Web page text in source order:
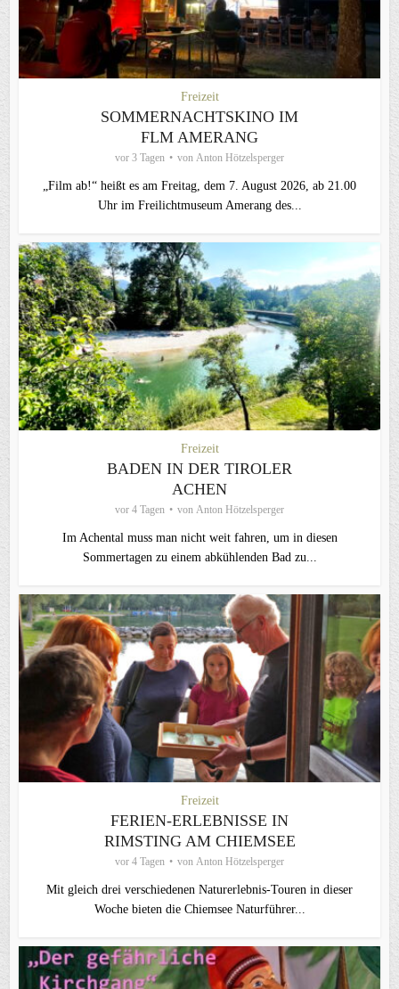
Freizeit
SOMMERNACHTSKINO IM
FLM AMERANG
vor 3 Tagen von Anton Hötzelsperger
„Film ab!“ heißt es am Freitag, dem 7. August 2026, ab 21.00
Uhr im Freilichtmuseum Amerang des...
Freizeit
BADEN IN DER TIROLER
ACHEN
vor 4 Tagen von Anton Hötzelsperger
Im Achental muss man nicht weit fahren, um in diesen
Sommertagen zu einem abkühlenden Bad zu...
Freizeit
FERIEN-ERLEBNISSE IN
RIMSTING AM CHIEMSEE
vor 4 Tagen von Anton Hötzelsperger
Mit gleich drei verschiedenen Naturerlebnis-Touren in dieser
Woche bieten die Chiemsee Naturführer...